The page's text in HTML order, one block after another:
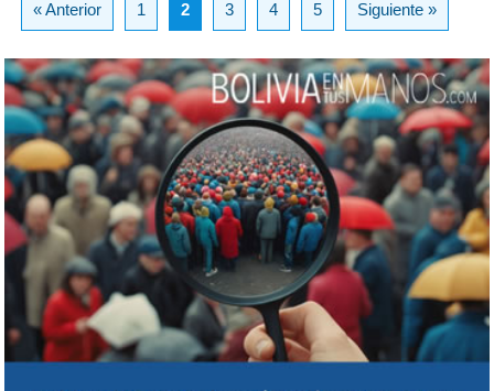
« Anterior 1 2 3 4 5 Siguiente »